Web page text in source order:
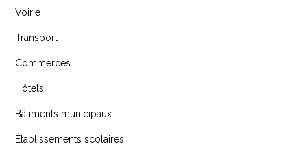
Voirie
Transport
Commerces
Hôtels
Bâtiments municipaux
Établissements scolaires